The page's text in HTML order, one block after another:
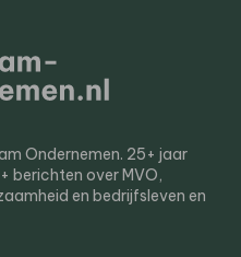
Ondernemen. 25+ jaar
berichten over MVO,
en bedrijfsleven en